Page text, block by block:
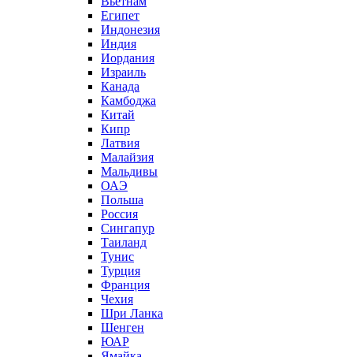
Египет
Индонезия
Индия
Иордания
Израиль
Канада
Камбоджа
Китай
Кипр
Латвия
Малайзия
Мальдивы
ОАЭ
Польша
Россия
Сингапур
Таиланд
Тунис
Турция
Франция
Чехия
Шри Ланка
Шенген
ЮАР